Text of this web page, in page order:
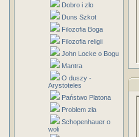
Dobro i zlo
Duns Szkot
Filozofia Boga
Filozofia religii
John Locke o Bogu
Mantra
O duszy -
Arystoteles
Państwo Platona
Problem zła
Schopenhauer o
woli